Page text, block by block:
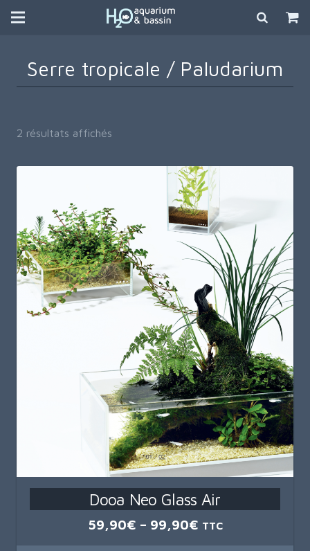
Serre tropicale / Paludarium
2 résultats affichés
au
plus
ancien
Dooa Neo Glass Air
59,90€ – 99,90€ TTC